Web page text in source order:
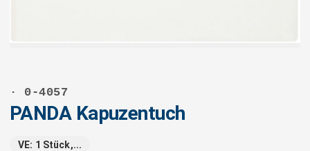
· 0-4057
PANDA Kapuzentuch
VE: 1 Stück,...